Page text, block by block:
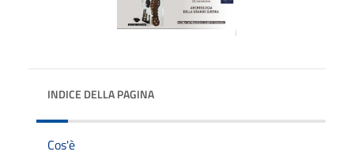
INDICE DELLA PAGINA
Cos'è